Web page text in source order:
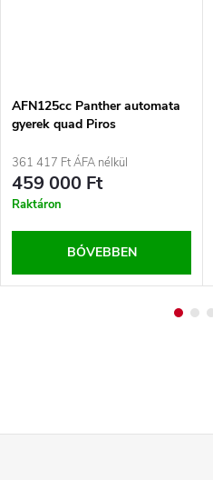
AFN125cc Panther automata
gyerek quad Piros
361 417 Ft ÁFA nélkül
459 000 Ft
Raktáron
BŐVEBBEN